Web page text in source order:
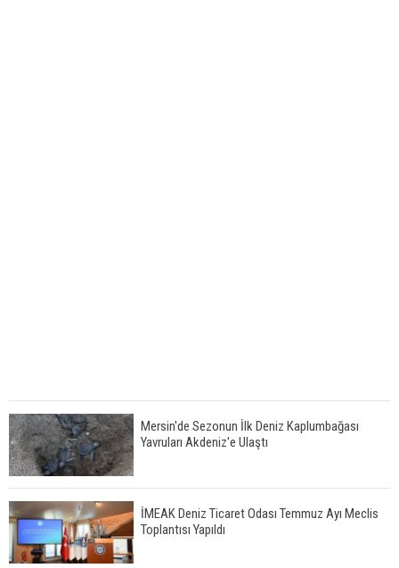
Mersin'de Sezonun İlk Deniz Kaplumbağası
Yavruları Akdeniz'e Ulaştı
İMEAK Deniz Ticaret Odası Temmuz Ayı Meclis
Toplantısı Yapıldı